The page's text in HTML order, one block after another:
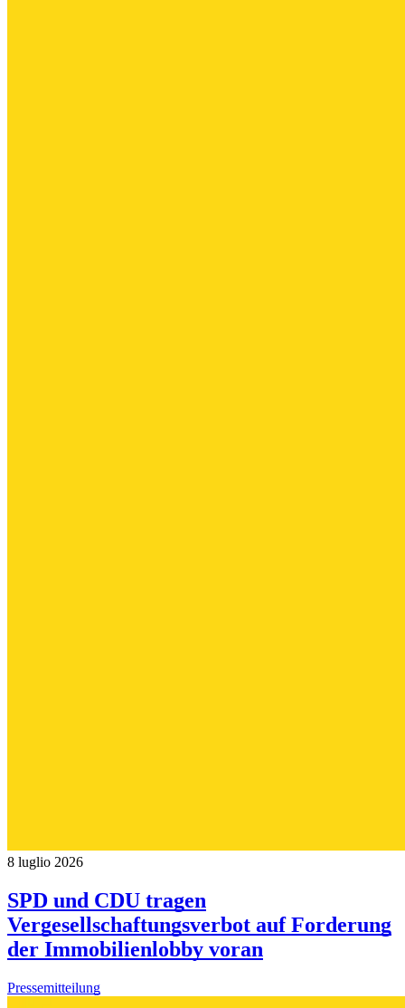
8 luglio 2026
SPD und CDU tragen
Vergesellschaftungsverbot auf Forderung
der Immobilienlobby voran
Pressemitteilung